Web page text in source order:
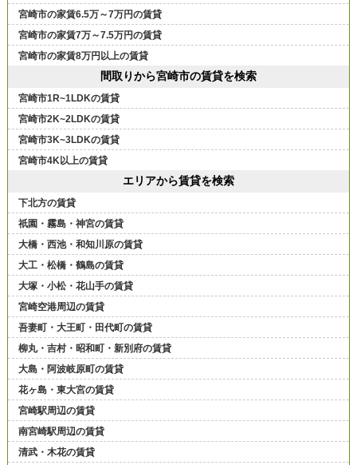
宮崎市の家賃6.5万～7万円の賃貸
宮崎市の家賃7万～7.5万円の賃貸
宮崎市の家賃8万円以上の賃貸
間取りから宮崎市の賃貸を検索
宮崎市1R~1LDKの賃貸
宮崎市2K~2LDKの賃貸
宮崎市3K~3LDKの賃貸
宮崎市4K以上の賃貸
エリアから賃貸を検索
下北方の賃貸
祇園・霧島・神宮の賃貸
大橋・西池・和知川原の賃貸
大工・松橋・鶴島の賃貸
大塚・小松・花山手の賃貸
宮崎空港周辺の賃貸
吾妻町・大王町・田代町の賃貸
柳丸・吉村・昭和町・新別府の賃貸
大島・阿波岐原町の賃貸
花ヶ島・東大宮の賃貸
宮崎駅周辺の賃貸
南宮崎駅周辺の賃貸
清武・木花の賃貸